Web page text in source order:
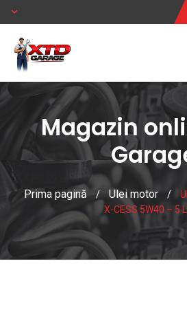
Magazin
Prima pagină / Ulei motor /
X-CESS 5W40 – 5